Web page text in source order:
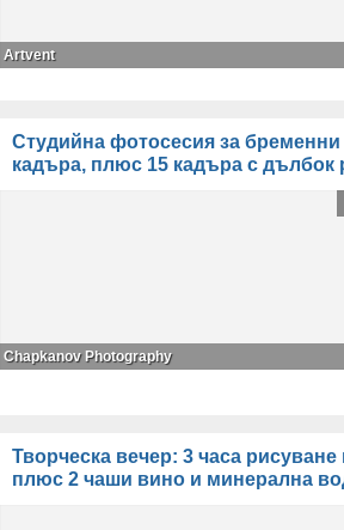
Artvent
Студийна фотосесия за бременни
кадъра, плюс 15 кадъра с дълбок
Chapkanov Photography
Творческа вечер: 3 часа
плюс 2 чаши вино и минерална